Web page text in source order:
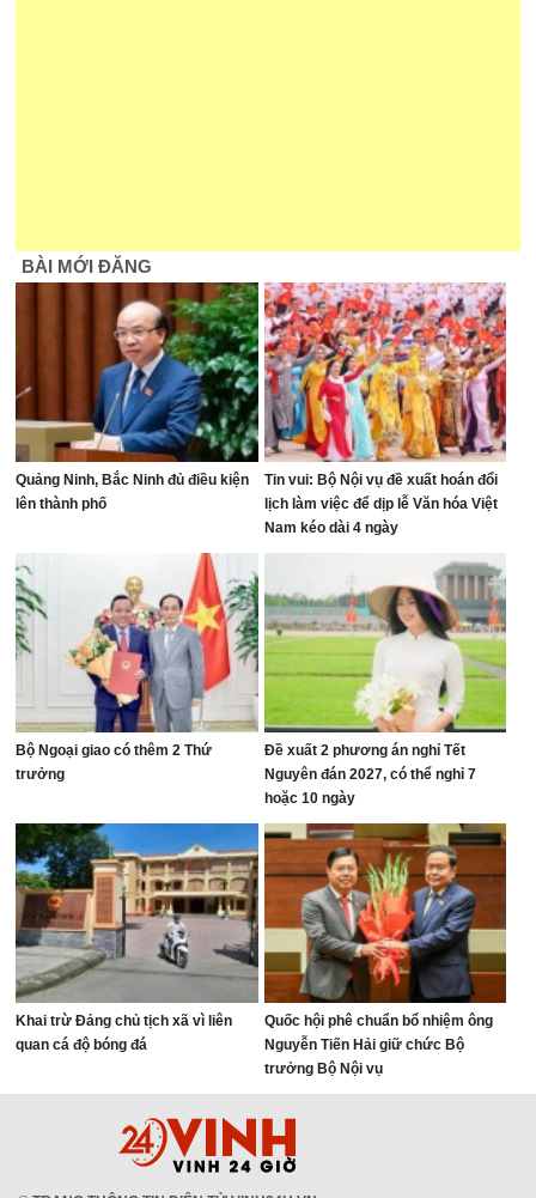
BÀI MỚI ĐĂNG
Quảng Ninh, Bắc Ninh đủ điều kiện
lên thành phố
Tin vui: Bộ Nội vụ đề xuất hoán đổi
lịch làm việc để dịp lễ Văn hóa Việt
Nam kéo dài 4 ngày
Bộ Ngoại giao có thêm 2 Thứ
trưởng
Đề xuất 2 phương án nghỉ Tết
Nguyên đán 2027, có thể nghỉ 7
hoặc 10 ngày
Khai trừ Đảng chủ tịch xã vì liên
quan cá độ bóng đá
Quốc hội phê chuẩn bổ nhiệm ông
Nguyễn Tiến Hải giữ chức Bộ
trưởng Bộ Nội vụ